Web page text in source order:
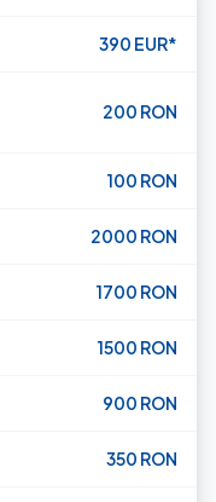
390 EUR*
200 RON
100 RON
2000 RON
1700 RON
1500 RON
900 RON
350 RON